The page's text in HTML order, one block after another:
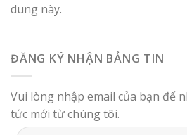
dung này.
ĐĂNG KÝ NHẬN BẢNG TIN
Vui lòng nhập email của bạn để
tức mới từ chúng tôi.